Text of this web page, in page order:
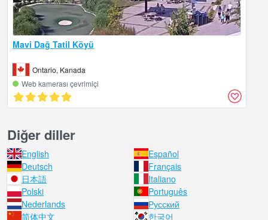
Mavi Dağ Tatil Köyü
Ontario, Kanada
Web kamerası çevrimiçi
Diğer diller
English
Español
Deutsch
Français
日本語
Italiano
Polski
Português
Nederlands
Русский
简体中文
한국어